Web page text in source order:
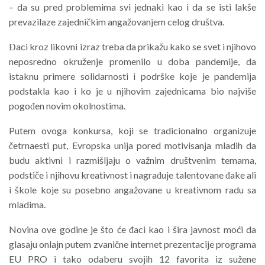
– da su pred problemima svi jednaki kao i da se isti lakše
prevazilaze zajedničkim angažovanjem celog društva.
Đaci kroz likovni izraz treba da prikažu kako se svet i njihovo
neposredno okruženje promenilo u doba pandemije, da
istaknu primere solidarnosti i podrške koje je pandemija
podstakla kao i ko je u njihovim zajednicama bio najviše
pogođen novim okolnostima.
Putem ovoga konkursa, koji se tradicionalno organizuje
četrnaesti put, Evropska unija pored motivisanja mladih da
budu aktivni i razmišljaju o važnim društvenim temama,
podstiče i njihovu kreativnost i nagrađuje talentovane đake ali
i škole koje su posebno angažovane u kreativnom radu sa
mladima.
Novina ove godine je što će đaci kao i šira javnost moći da
glasaju onlajn putem zvanične internet prezentacije programa
EU PRO i tako odaberu svojih 12 favorita iz sužene